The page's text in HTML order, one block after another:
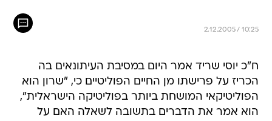
2.12.2005 / 10:25
ח"כ יוסי שריד אמר היום במסיבת העיתונאים בה
הכריז על פרישתו מן החיים הפוליטיים כי, "שרון הוא
הפוליטיקאי המושחת ביותר בפוליטיקה הישראלית",
הוא אמר את הדברים בתשובה לשאלה האם על